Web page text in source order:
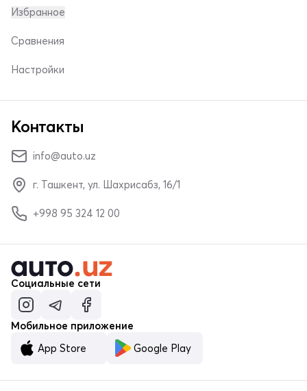
Избранное
Сравнения
Настройки
Контакты
info@auto.uz
г. Ташкент, ул. Шахрисабз, 16/1
+998 95 324 12 00
Социальные сети
Мобильное приложение
App Store
Google Play